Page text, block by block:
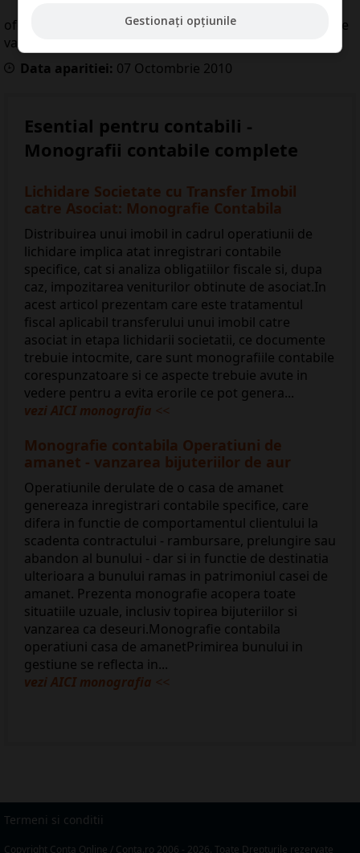
oferim solutii utile pentru orice dilema legislativa cu care
va confruntati.
Data aparitiei: 07 Octombrie 2010
Esential pentru contabili -
Monografii contabile complete
Lichidare Societate cu Transfer Imobil
catre Asociat: Monografie Contabila
Distribuirea unui imobil in cadrul operatiunii de
lichidare implica atat inregistrari contabile
specifice, cat si analiza obligatiilor fiscale si, dupa
caz, impozitarea veniturilor obtinute de asociat.In
acest articol prezentam care este tratamentul
fiscal aplicabil transferului unui imobil catre
asociat in etapa lichidarii societatii, ce documente
trebuie intocmite, care sunt monografiile contabile
corespunzatoare si ce aspecte trebuie avute in
vedere pentru a evita erorile ce pot genera...
vezi AICI monografia <<
Monografie contabila Operatiuni de
amanet - vanzarea bijuteriilor de aur
Operatiunile derulate de o casa de amanet
genereaza inregistrari contabile specifice, care
difera in functie de comportamentul clientului la
scadenta contractului - rambursare, prelungire sau
abandon al bunului - dar si in functie de destinatia
ulterioara a bunului ramas in patrimoniul casei de
amanet. Prezenta monografie acopera toate
situatiile uzuale, inclusiv topirea bijuteriilor si
vanzarea ca deseuri.Monografie contabila
operatiuni casa de amanetPrimirea bunului in
gestiune se reflecta in...
vezi AICI monografia <<
Termeni si conditii
Copyright Conta Online / Conta.ro 2006 - 2026. Toate Drepturile rezervate
Gestionați opțiunile